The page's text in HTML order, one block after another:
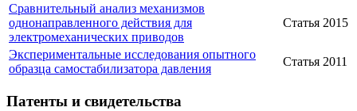
Сравнительный анализ механизмов
однонаправленного действия для
электромеханических приводов
Статья 2015
Экспериментальные исследования опытного
образца самостабилизатора давления
Статья 2011
Патенты и свидетельства